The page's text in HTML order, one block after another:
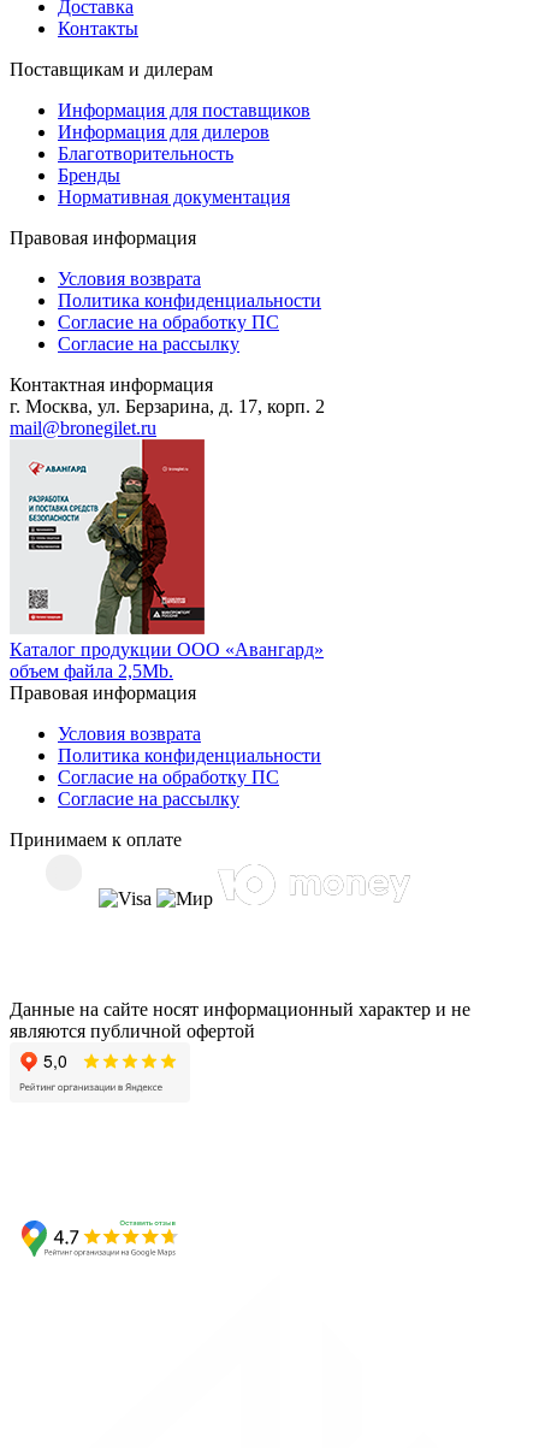
Доставка
Контакты
Поставщикам и дилерам
Информация для поставщиков
Информация для дилеров
Благотворительность
Бренды
Нормативная документация
Правовая информация
Условия возврата
Политика конфиденциальности
Согласие на обработку ПС
Согласие на рассылку
Контактная информация
г. Москва, ул. Берзарина, д. 17, корп. 2
mail@bronegilet.ru
Каталог продукции ООО «Авангард»
объем файла 2,5Mb.
Правовая информация
Условия возврата
Политика конфиденциальности
Согласие на обработку ПС
Согласие на рассылку
Принимаем к оплате
Данные на сайте носят информационный характер и не
являются публичной офертой